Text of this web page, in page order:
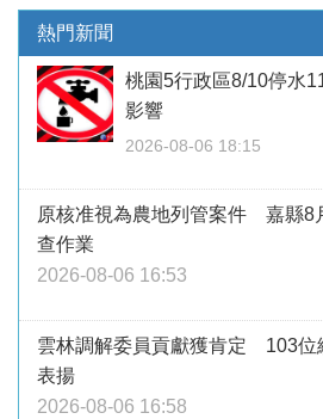
熱門新聞
桃園5行政區8/10停水
影響
2026-08-06 18:15
原核准視為農地列管案件 嘉縣8
查作業
2026-08-06 16:53
雲林調解委員貢獻獲肯定 103位
表揚
2026-08-06 16:58